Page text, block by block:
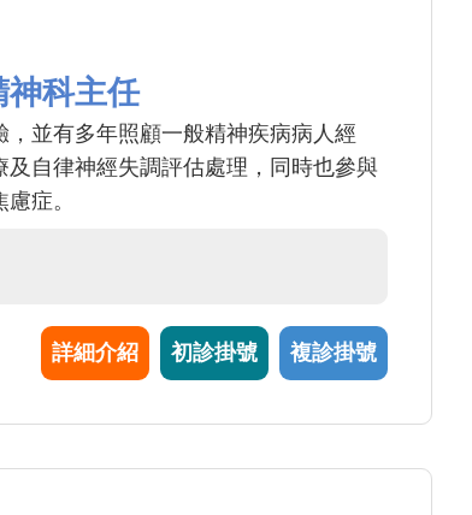
神科主任
並有多年照顧一般精神疾病病人經
自律神經失調評估處理，同時也參與
症。
詳細介紹 初診掛號 複診掛號